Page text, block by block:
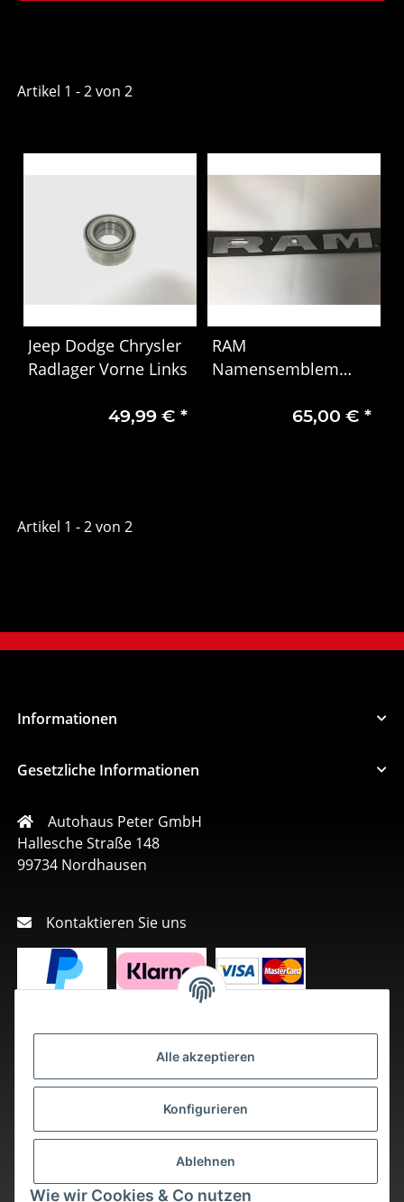
Alle akzeptieren
Konfigurieren
Ablehnen
Wie wir Cookies & Co nutzen
Artikel 1 - 2 von 2
Jeep Dodge Chrysler
Radlager Vorne Links
49,99 € *
RAM
Namensemblem
65,00 €*
Artikel 1 - 2 von 2
Informationen
Gesetzliche Informationen
Autohaus Peter GmbH
Hallesche Straße 148
99734 Nordhausen
Kontaktieren Sie uns